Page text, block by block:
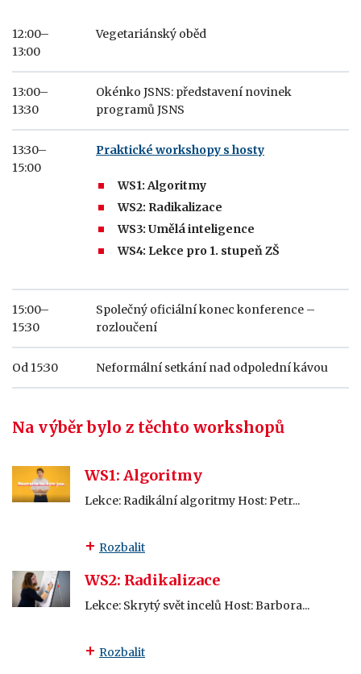
12:00–
13:00
Vegetariánský oběd
13:00–
13:30
Okénko JSNS: představení novinek
programů JSNS
13:30–
15:00
Praktické workshopy s hosty
WS1: Algoritmy
WS2: Radikalizace
WS3: Umělá inteligence
WS4: Lekce pro 1. stupeň ZŠ
15:00–
15:30
Společný oficiální konec konference –
rozloučení
Od 15:30 Neformální setkání nad odpolední kávou
Na výběr bylo z těchto workshopů
WS1: Algoritmy
Lekce: Radikální algoritmy Host: Petr...
Rozbalit
WS2: Radikalizace
Lekce: Skrytý svět incelů Host: Barbora...
Rozbalit